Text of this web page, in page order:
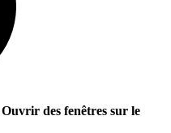
Ouvrir des fenêtres sur le